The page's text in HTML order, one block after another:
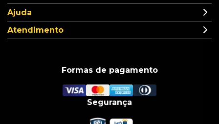
Ajuda
Atendimento
Formas de pagamento
Segurança